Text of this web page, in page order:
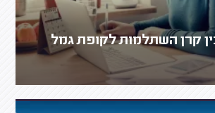
קרן השתלמות לקופת גמל